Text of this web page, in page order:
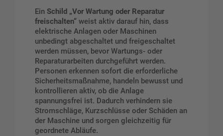
Ein Schild „Vor Wartung oder Reparatur
freischalten“ weist aktiv darauf hin, dass
elektrische Anlagen oder Maschinen
unbedingt abgeschaltet und freigeschaltet
werden müssen, bevor Wartungs- oder
Reparaturarbeiten durchgeführt werden.
Personen erkennen sofort die erforderliche
Sicherheitsmaßnahme, handeln bewusst und
kontrollieren aktiv, ob die Anlage
spannungsfrei ist. Dadurch verhindern sie
Stromschläge, Kurzschlüsse oder Schäden an
der Maschine und sorgen gleichzeitig für
geordnete Abläufe.